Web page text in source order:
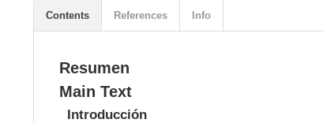
Resumen
Main Text
Introducción
Contents References Info